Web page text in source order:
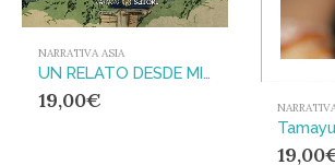
NARRATIVA ASIA
UN RELATO DESDE MI CHOZA
19,00€
19,00